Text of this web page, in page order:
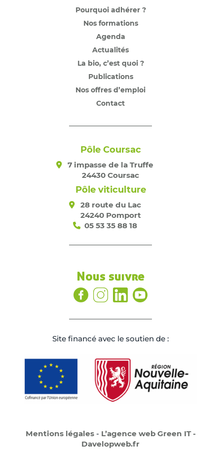
Pourquoi adhérer ?
Nos formations
Agenda
Actualités
La bio, c’est quoi ?
Publications
Nos offres d’emploi
Contact
Pôle Coursac
7 impasse de la Truffe
24430 Coursac
Pôle viticulture
28 route du Lac
24240 Pomport
05 53 35 88 18
Nous suivre
Site ﬁnancé avec le soutien de :
Mentions légales- L’agence web Green IT -
Davelopweb.fr